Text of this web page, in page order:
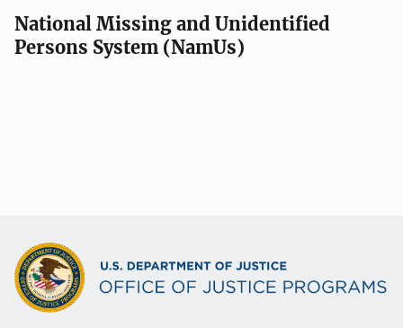
National Missing and Unidentified
Persons System (NamUs)